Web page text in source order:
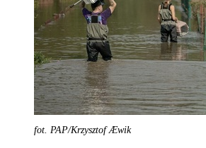
fot. PAP/Krzysztof Æwik